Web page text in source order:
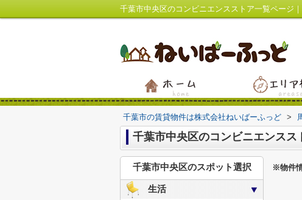
千葉市中央区のコンビニエンスストア一覧ページ
千葉市の賃貸物件は株式会社ねいばーふっど >
千葉市中央区のコンビニエンスス
※物件
千葉市中央区のスポット選択
生活